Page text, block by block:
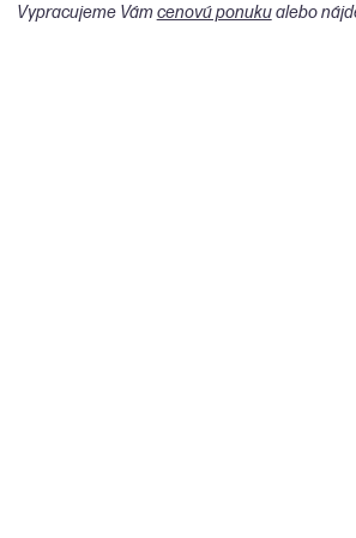
Vypracujeme Vámcenovú ponukualebo